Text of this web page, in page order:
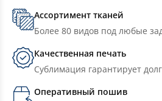
Ассортимент тканей
Более 80 видов под любые
Качественная печать
Сублимация гарантирует
Оперативный пошив